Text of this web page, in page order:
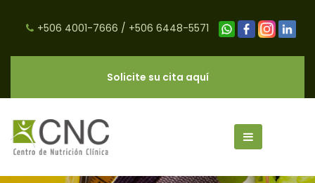
+506 4001-7666 / +506 6448-5571
Solicite su cita aquí